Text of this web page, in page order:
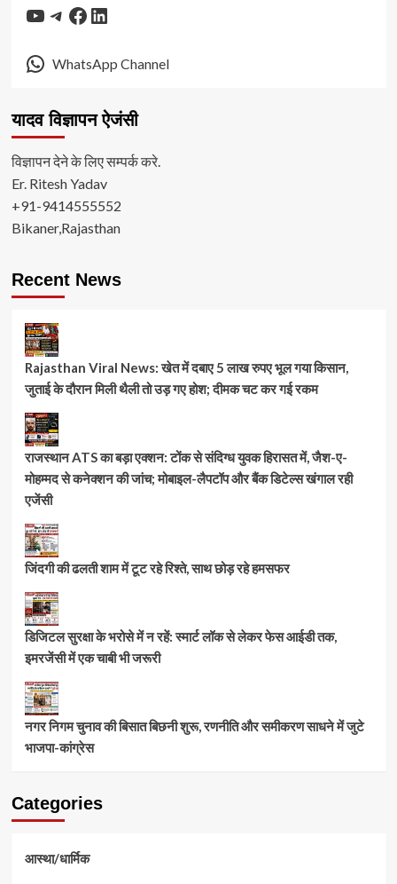
YouTube
Telegram
Facebook
LinkedIn
WhatsApp Channel
यादव विज्ञापन ऐजंसी
विज्ञापन देने के लिए सम्पर्क करे.
Er. Ritesh Yadav
+91-9414555552
Bikaner,Rajasthan
Recent News
Rajasthan Viral News: खेत में दबाए 5 लाख रुपए भूल गया किसान,
जुताई के दौरान मिली थैली तो उड़ गए होश; दीमक चट कर गई रकम
राजस्थान ATS का बड़ा एक्शन: टोंक से संदिग्ध युवक हिरासत में, जैश-ए-
मोहम्मद से कनेक्शन की जांच; मोबाइल-लैपटॉप और बैंक डिटेल्स खंगाल रही
एजेंसी
जिंदगी की ढलती शाम में टूट रहे रिश्ते, साथ छोड़ रहे हमसफर
डिजिटल सुरक्षा के भरोसे में न रहें: स्मार्ट लॉक से लेकर फेस आईडी तक,
इमरजेंसी में एक चाबी भी जरूरी
नगर निगम चुनाव की बिसात बिछनी शुरू, रणनीति और समीकरण साधने में जुटे
भाजपा-कांग्रेस
Categories
आस्था/धार्मिक